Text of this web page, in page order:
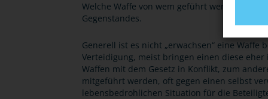
Welche Waffe von wem geführt werden darf,
Gegenstandes.
Generell ist es nicht „erwachsen“ eine
Verteidigung, meist bringen einen diese
Waffen mit dem Gesetz in Konflikt, zum
mitgeführt werden, oft gegen einen selbst
lebensbedrohlichen Situation für die